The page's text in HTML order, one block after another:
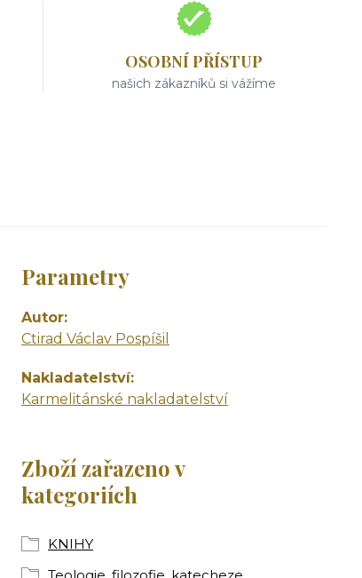
OSOBNÍ PŘÍSTUP
našich zákazníků si vážíme
Parametry
Autor
Ctirad Václav Pospíšil
Nakladatelství
Karmelitánské nakladatelství
Zboží zařazeno v
kategoriích
KNIHY